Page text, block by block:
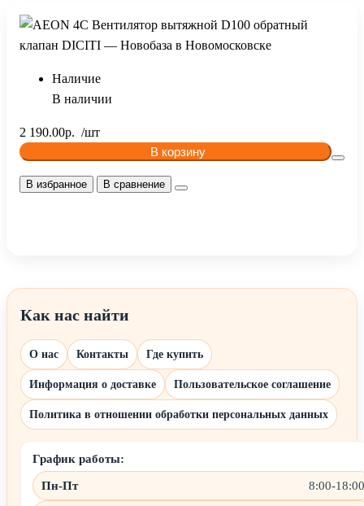
Наличие
В наличии
2 190.00р.
В корзину
В избранное В сравнение
Как нас найти
О нас Контакты Где купить
Информация о доставке Пользовательское соглашение
Политика в отношении обработки персональных данных
График работы:
Пн-Пт
8:00-18:00